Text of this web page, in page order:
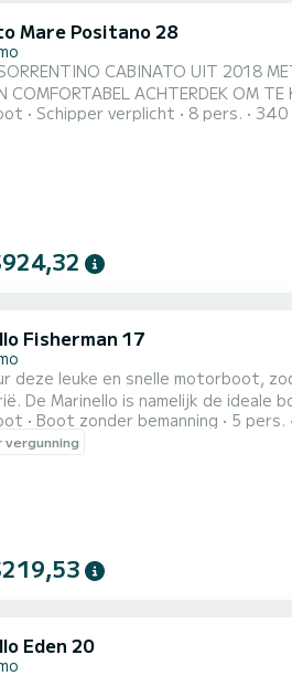
Mare Positano 28
CABINATO UIT 2018
COMFORTABEL ACHTERDEK OM TE
Schipper verplicht 8 pers. 340
Fisherman 17
deze leuke en snelle motorboot,
Rivièra en de Côte
In 30 minuten bent u in Menton of in 45 minuten in
kussens om te ontspannen en
Boot zonder bemanning 5 pers.
vergunning
Eden 20